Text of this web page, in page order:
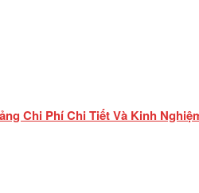
Chi Phí Chi Tiết Và Kinh